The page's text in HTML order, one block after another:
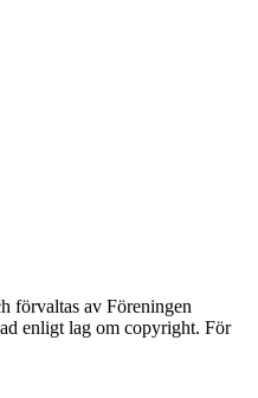
förvaltas av Föreningen
enligt lag om copyright. För